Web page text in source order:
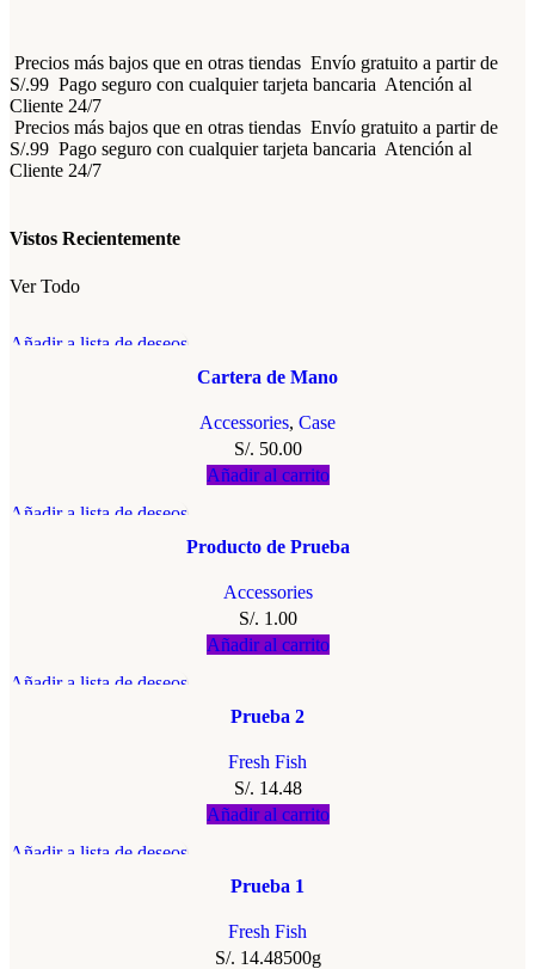
Precios más bajos que en otras tiendas Envío gratuito a partir de
S/.99 Pago seguro con cualquier tarjeta bancaria Atención al
Cliente 24/7
Precios más bajos que en otras tiendas Envío gratuito a partir de
S/.99 Pago seguro con cualquier tarjeta bancaria Atención al
Cliente 24/7
Vistos Recientemente
Ver Todo
Añadir a lista de deseos
Cartera de Mano
Accessories, Case
S/. 50.00
Añadir al carrito
Añadir a lista de deseos
Producto de Prueba
Accessories
S/. 1.00
Añadir al carrito
Añadir a lista de deseos
Prueba 2
Fresh Fish
S/. 14.48
Añadir al carrito
Añadir a lista de deseos
Prueba 1
Fresh Fish
S/. 14.48500g